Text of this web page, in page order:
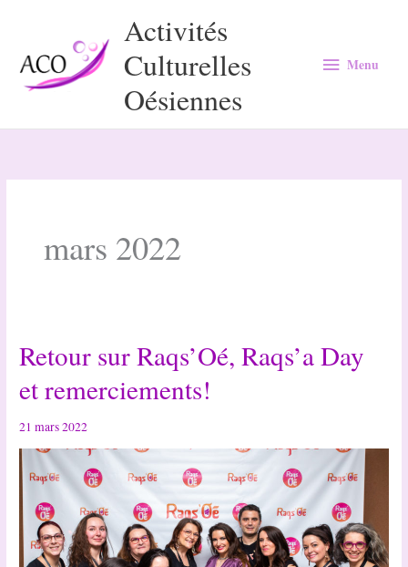
contenu
Activités
Culturelles
Oésiennes
Menu
Menu
mars 2022
Retour sur Raqs’Oé, Raqs’a Day
et remerciements!
21 mars 2022